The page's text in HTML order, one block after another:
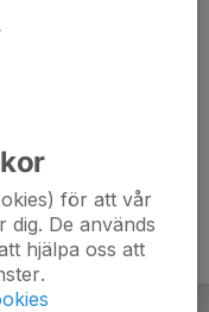
för att vår
De används
hjälpa oss att